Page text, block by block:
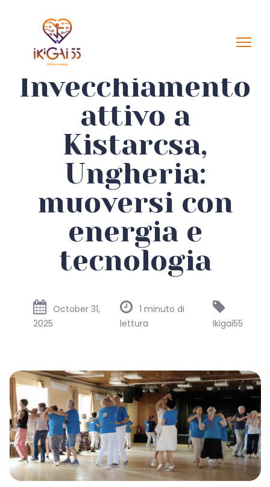
Invecchiamento
attivo a
Kistarcsa,
Ungheria:
muoversi con
energia e
tecnologia
October 31,
2025
1 minuto di
lettura
Ikigai55